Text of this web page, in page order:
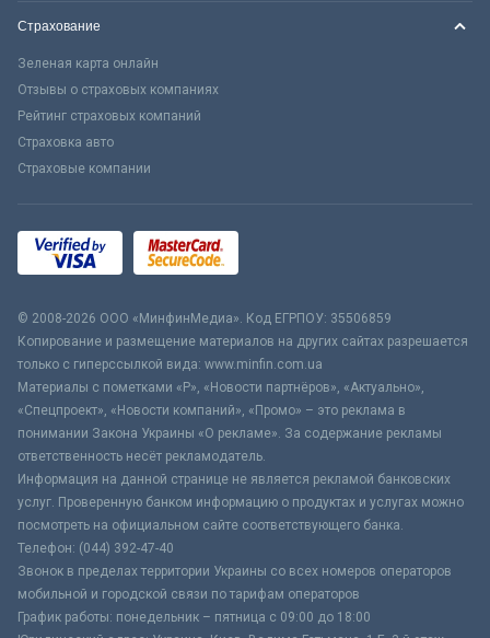
Страхование
Зеленая карта онлайн
Отзывы о страховых компаниях
Рейтинг страховых компаний
Страховка авто
Страховые компании
© 2008-2026 ООО «МинфинМедиа». Код ЕГРПОУ: 35506859
Копирование и размещение материалов на других сайтах разрешается
только с гиперссылкой вида: www.minfin.com.ua
Материалы с пометками «Р», «Новости партнёров», «Актуально»,
«Спецпроект», «Новости компаний», «Промо» – это реклама в
понимании Закона Украины «О рекламе». За содержание рекламы
ответственность несёт рекламодатель.
Информация на данной странице не является рекламой банковских
услуг. Проверенную банком информацию о продуктах и услугах можно
посмотреть на официальном сайте соответствующего банка.
Телефон: (044) 392-47-40
Звонок в пределах территории Украины со всех номеров операторов
мобильной и городской связи по тарифам операторов
График работы: понедельник – пятница с 09:00 до 18:00